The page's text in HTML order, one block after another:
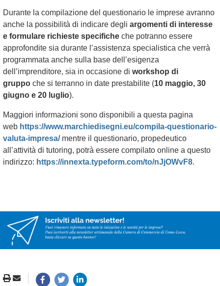
Durante la compilazione del questionario le imprese avranno
anche la possibilità di indicare degli argomenti di interesse
e formulare richieste specifiche che potranno essere
approfondite sia durante l’assistenza specialistica che verrà
programmata anche sulla base dell’esigenza
dell’imprenditore, sia in occasione di workshop di
gruppo che si terranno in date prestabilite (10 maggio, 30
giugno e 20 luglio).
Maggiori informazioni sono disponibili a questa pagina
web https://www.marchiedisegni.eu/compila-questionario-
valuta-impresa/mentre il questionario, propedeutico
all’attività di tutoring, potrà essere compilato online a questo
indirizzo: https://innexta.typeform.com/to/nJjOWvF8.